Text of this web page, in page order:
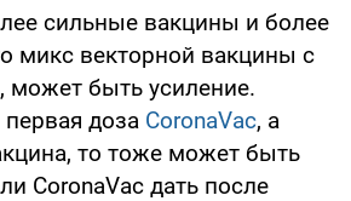
сильные вакцины и более
микс векторной вакцины с
быть усиление.
доза CoronaVac, а
то тоже может быть
CoronaVac дать после